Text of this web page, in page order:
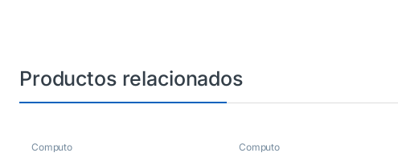
Productos relacionados
Computo Computo